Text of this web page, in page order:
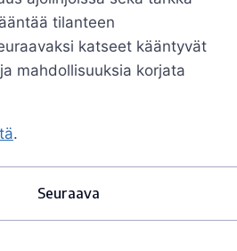
tilanteen
katseet kääntyvät
mahdollisuuksia korjata
.
Seuraava